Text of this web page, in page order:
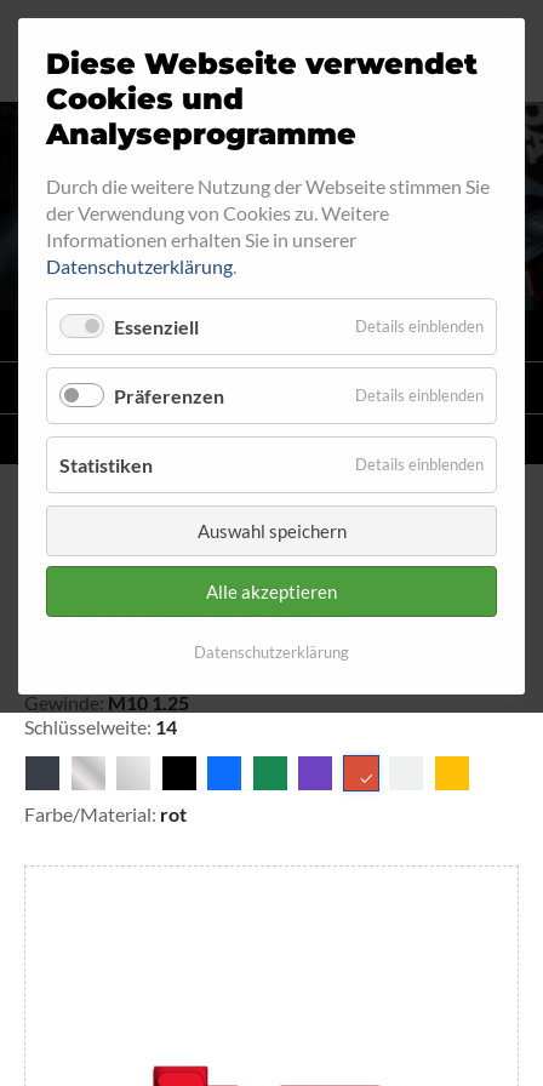
HOHLSCHRAUBE 4020
VARIO
STAHLFLEX -LEITUNGSKITS FÜR MOTORRÄDER
EINZELLEITUNGENNACH MASS
Hohlschraube 4020
Gewinde: M10 1.25
Schlüsselweite: 14
Farbe/Material: rot
Diese Webseite verwendet
Cookies und
Analyseprogramme
Durch die weitere Nutzung der Webseite stimmen Sie
der Verwendung von Cookies zu. Weitere
Informationen erhalten Sie in unserer
Datenschutzerklärung.
Essenziell Details einblenden
Präferenzen Details einblenden
Statistiken Details einblenden
Auswahl speichern
Alle akzeptieren
Datenschutzerklärung
Motorrad
Industrie
Automobil
Fahrrad
Ringfitting
Aussengewinde
Innengewinde
Hohlschrauben
Verteiler
Katalog
Jobs